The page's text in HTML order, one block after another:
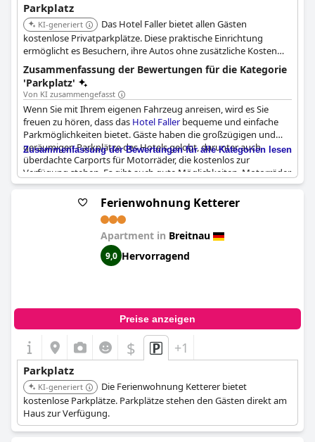
Parkplatz
KI-generiert
Das Hotel Faller bietet allen Gästen
kostenlose Privatparkplätze. Diese praktische Einrichtung
ermöglicht es Besuchern, ihre Autos ohne zusätzliche Kosten
am Hotel zu parken.
Zusammenfassung der Bewertungen für die Kategorie
'Parkplatz'
Von KI zusammengefasst
Wenn Sie mit Ihrem eigenen Fahrzeug anreisen, wird es Sie
freuen zu hören, dass das Hotel Fallerbequeme und einfache
Parkmöglichkeiten bietet. Gäste haben die großzügigen und
geräumigen Parkplätze des Hotels gelobt, darunter auch
überdachte Carports für Motorräder, die kostenlos zur
Verfügung stehen. Es gibt auch gute Möglichkeiten, Motorräder
in der Garage zu parken. Einige Gäste haben angemerkt, dass
die Parkplätze zwar ausreichend sind, aber zuweilen begrenzt
oder überfüllt sein können. Insgesamt haben die Gäste jedoch
das Vorhandensein von Parkmöglichkeiten, einschließlich
kostenloser Parkplätze direkt am Hoteleingang, sehr geschätzt.
Zusammenfassung der Bewertungen für alle Kategorien lesen
Ferienwohnung Ketterer
Apartment in Breitnau
9,0 Hervorragend
Preise anzeigen
$ +1
Parkplatz
KI-generiert
Die Ferienwohnung Ketterer bietet
kostenlose Parkplätze. Parkplätze stehen den Gästen direkt am
Haus zur Verfügung.